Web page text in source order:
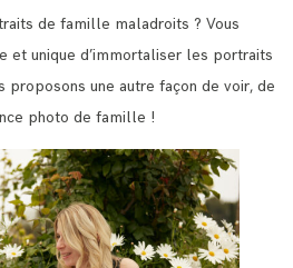
de famille maladroits ? Vous
et unique d’immortaliser les portraits
une autre façon de voir, de
photo de famille !